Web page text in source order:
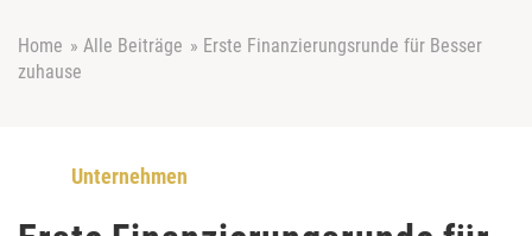
Home » Alle Beiträge » Erste Finanzierungsrunde für Besser
zuhause
Unternehmen